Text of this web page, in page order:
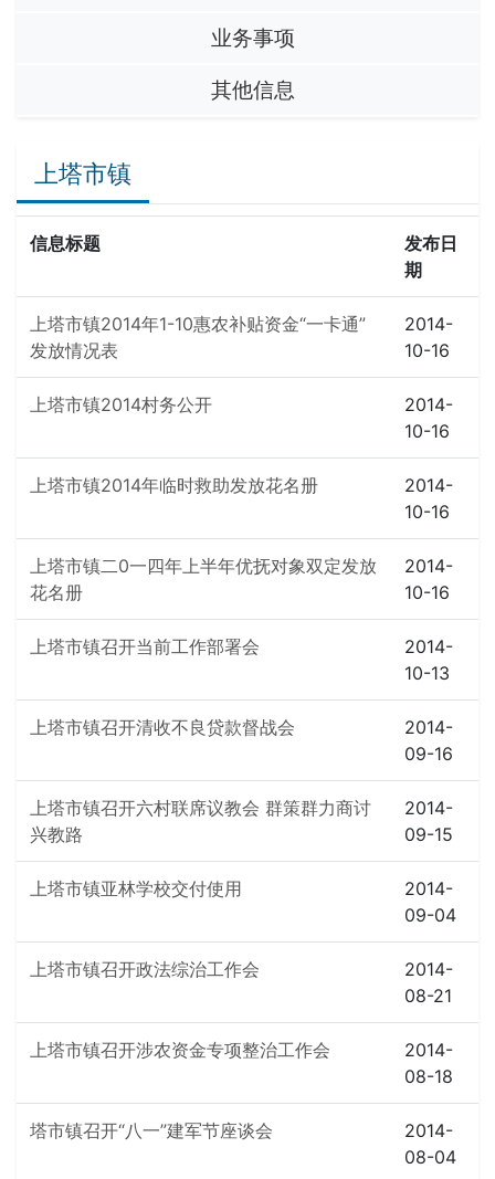
业务事项
其他信息
上塔市镇
信息标题
发布日
期
上塔市镇2014年1-10惠农补贴资金“一卡通”
发放情况表
2014-
10-16
上塔市镇2014村务公开
2014-
10-16
上塔市镇2014年临时救助发放花名册
2014-
10-16
上塔市镇二0一四年上半年优抚对象双定发放
花名册
2014-
10-16
上塔市镇召开当前工作部署会
2014-
10-13
上塔市镇召开清收不良贷款督战会
2014-
09-16
上塔市镇召开六村联席议教会 群策群力商讨
兴教路
2014-
09-15
上塔市镇亚林学校交付使用
2014-
09-04
上塔市镇召开政法综治工作会
2014-
08-21
上塔市镇召开涉农资金专项整治工作会
2014-
08-18
塔市镇召开“八一”建军节座谈会
2014-
08-04